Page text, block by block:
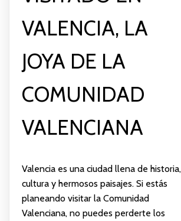
VALENCIA, LA
JOYA DE LA
COMUNIDAD
VALENCIANA
Valencia es una ciudad llena de historia,
cultura y hermosos paisajes. Si estás
planeando visitar la Comunidad
Valenciana, no puedes perderte los